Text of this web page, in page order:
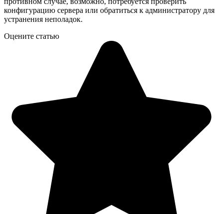
конфигурацию сервера или обратиться к администратору для
устранения неполадок.
Оцените статью